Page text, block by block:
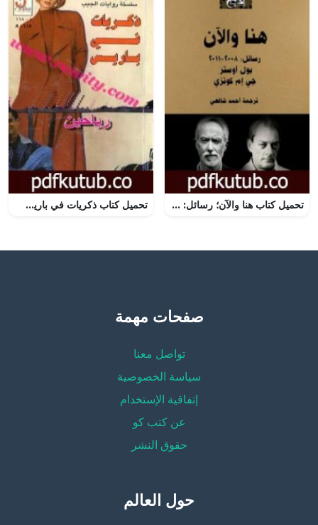
تحميل كتاب هنا والآن؛ رسائل: 2008-2011 PDF تأليف ج. م. كوتزي مجانا [كامل] تحميل كتاب ذكريات في باريس PDF تأليف باربرا كارتلاند مجانا [كامل]
صفحات مهمة
تواصل معنا
سياسة الخصوصية
إتفاقية الإستخدام
عن كتب كو
حقوق النشر
حول العالم